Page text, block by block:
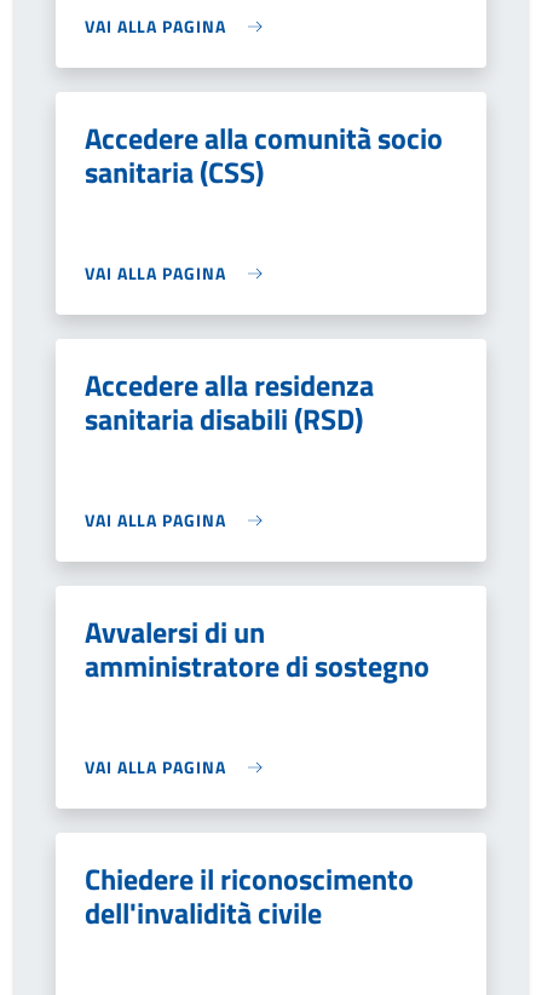
VAI ALLA PAGINA
Accedere alla comunità socio
sanitaria (CSS)
VAI ALLA PAGINA
Accedere alla residenza
sanitaria disabili (RSD)
VAI ALLA PAGINA
Avvalersi di un
amministratore di sostegno
VAI ALLA PAGINA
Chiedere il riconoscimento
dell'invalidità civile